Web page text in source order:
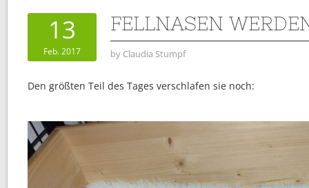
13
Feb. 2017
FELLNASEN
by Claudia Stumpf
Den größten Teil des Tages verschlafen sie noch: